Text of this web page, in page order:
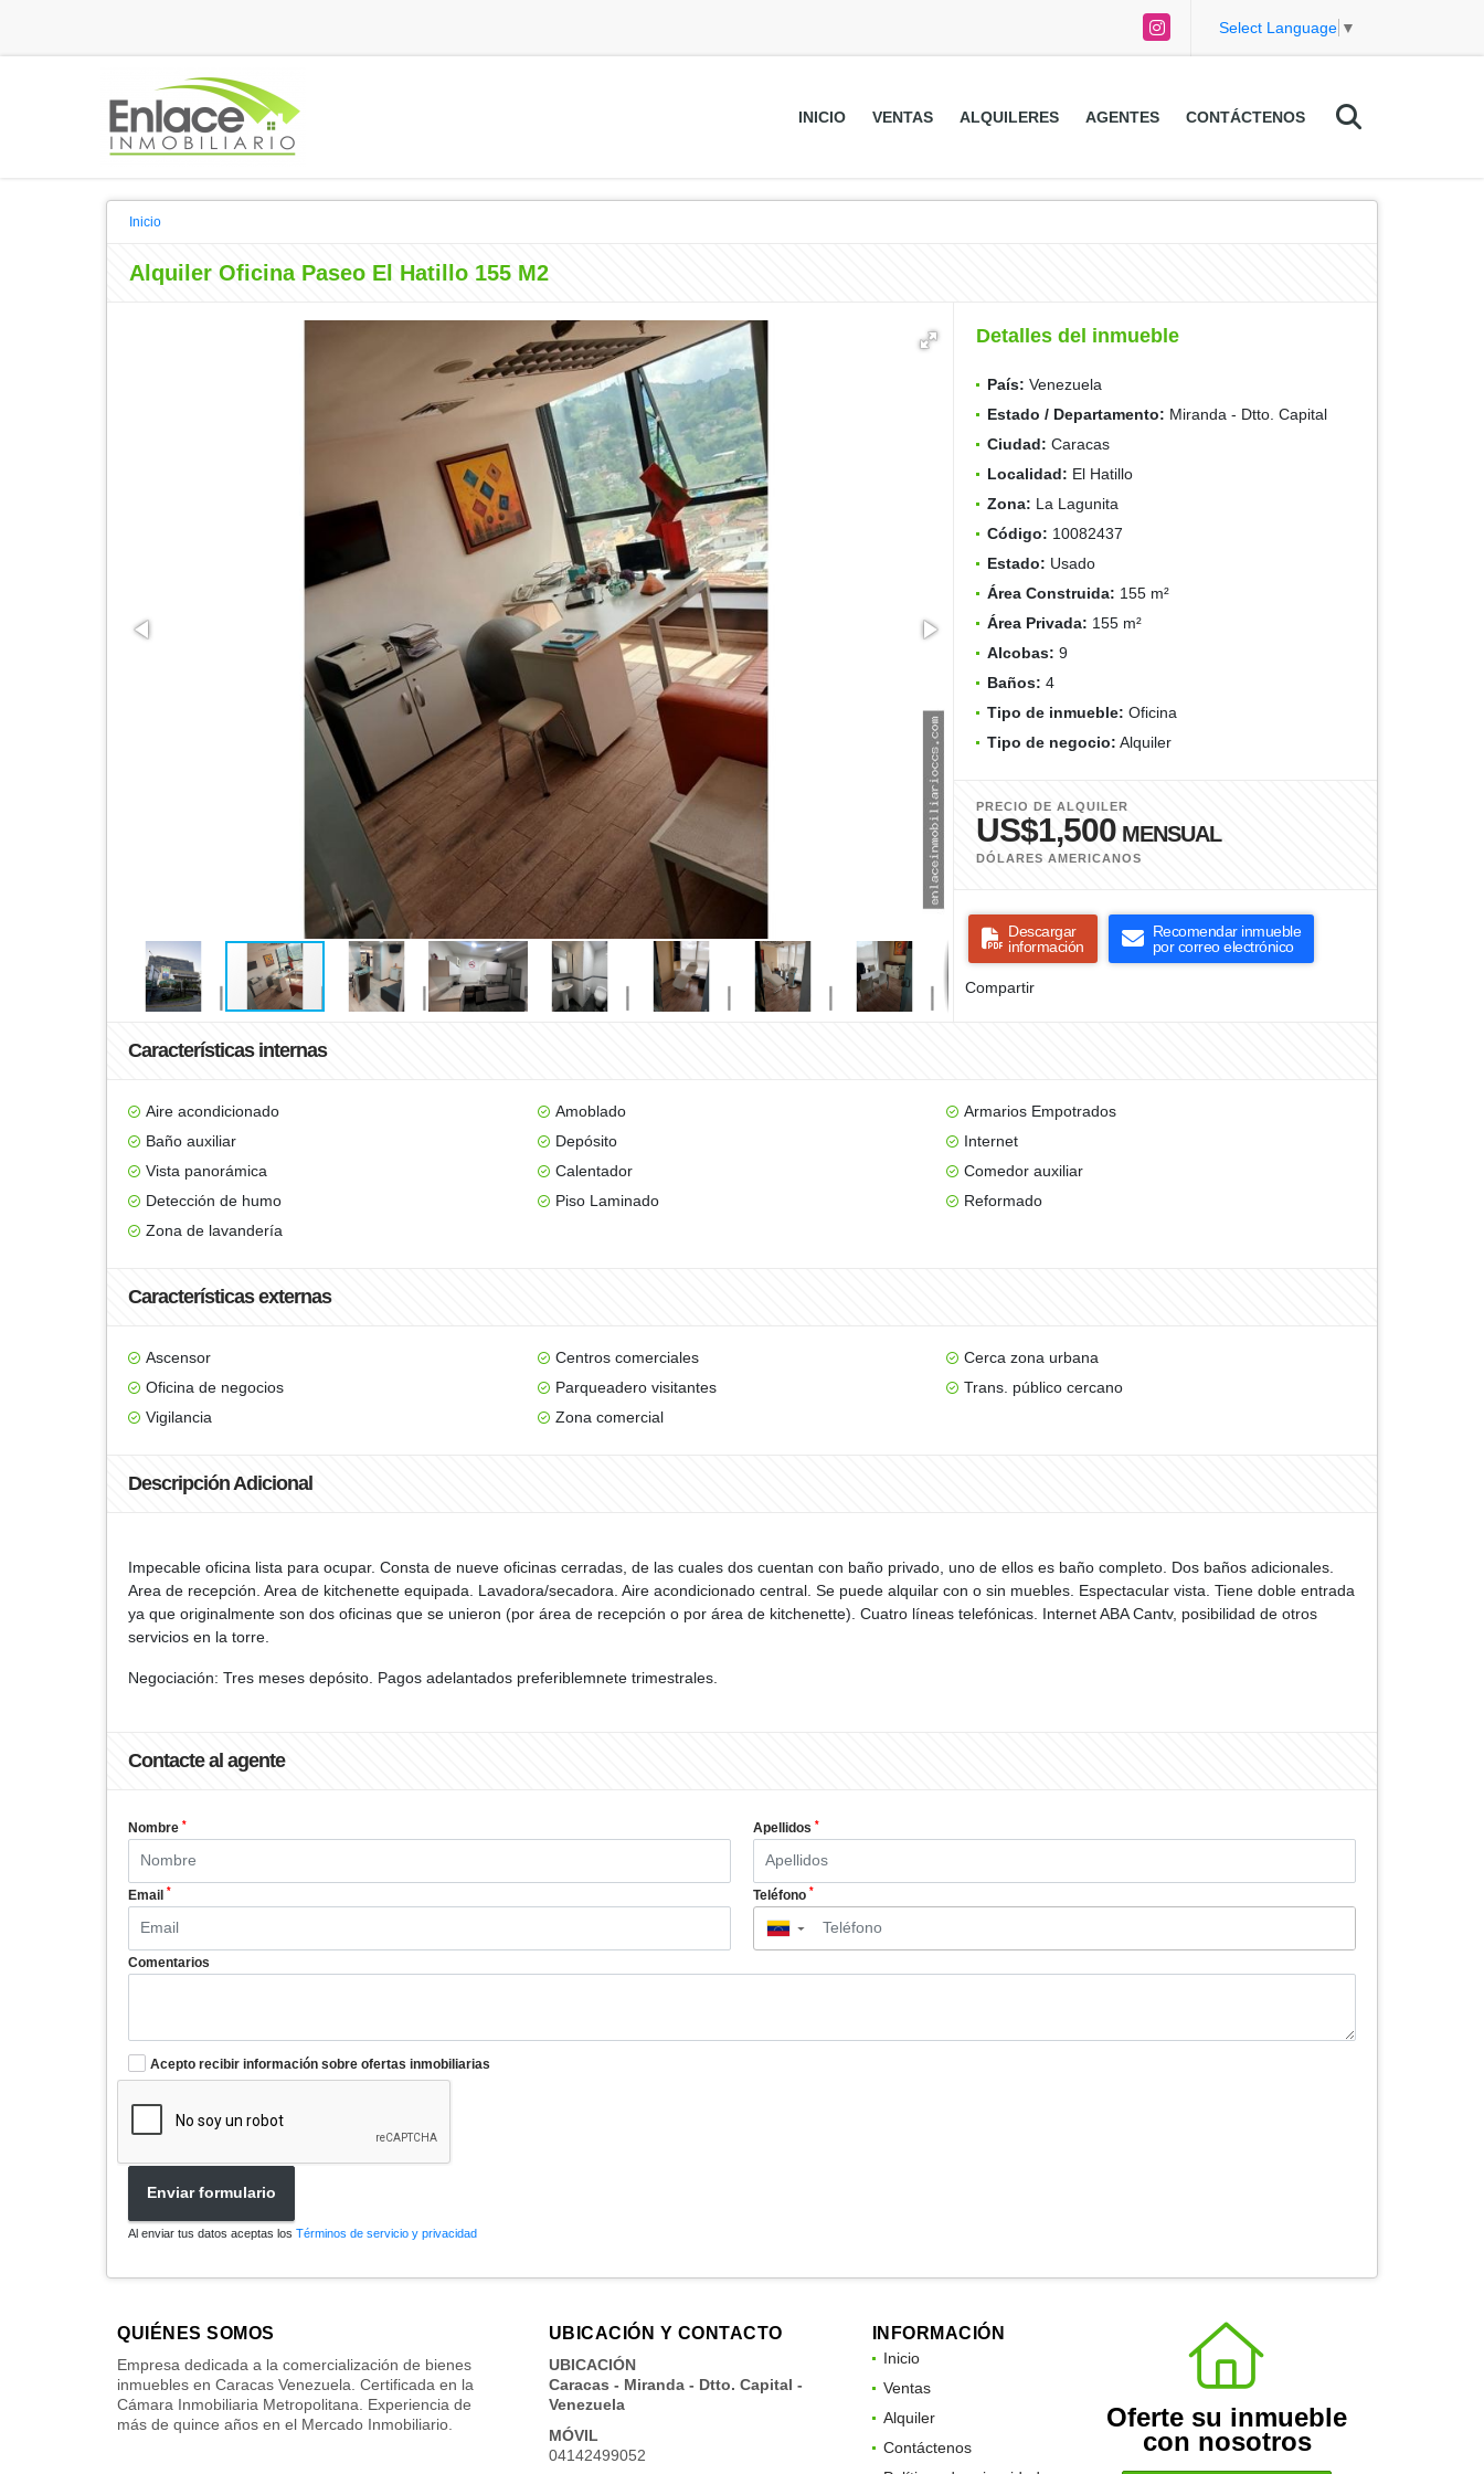
Instagram Select Language ▼
INICIO VENTAS ALQUILERES AGENTES CONTÁCTENOS
Inicio
Alquiler Oficina Paseo El Hatillo 155 M2
Detalles del inmueble
País: Venezuela
Estado / Departamento: Miranda - Dtto. Capital
Ciudad: Caracas
Localidad: El Hatillo
Zona: La Lagunita
Código: 10082437
Estado: Usado
Área Construida: 155 m²
Área Privada: 155 m²
Alcobas: 9
Baños: 4
Tipo de inmueble: Oficina
Tipo de negocio: Alquiler
PRECIO DE ALQUILER
US$1,500 MENSUAL
DÓLARES AMERICANOS
Descargar
información
Recomendar inmueble
por correo electrónico
Compartir
Características internas
Aire acondicionado Amoblado
Armarios Empotrados
Baño auxiliar
Depósito
Internet
Vista panorámica
Calentador
Comedor auxiliar
Detección de humo
Piso Laminado
Reformado
Zona de lavandería
Características externas
Ascensor Centros comerciales
Cerca zona urbana
Oficina de negocios
Parqueadero visitantes
Trans. público cercano
Vigilancia
Zona comercial
Descripción Adicional
Impecable oficina lista para ocupar. Consta de nueve oficinas cerradas, de las cuales dos cuentan con baño privado, uno de ellos es baño completo. Dos baños adicionales.
Area de recepción. Area de kitchenette equipada. Lavadora/secadora. Aire acondicionado central. Se puede alquilar con o sin muebles. Espectacular vista. Tiene doble entrada
ya que originalmente son dos oficinas que se unieron (por área de recepción o por área de kitchenette). Cuatro líneas telefónicas. Internet ABA Cantv, posibilidad de otros
servicios en la torre.
Negociación: Tres meses depósito. Pagos adelantados preferiblemnete trimestrales.
Contacte al agente
Nombre * Apellidos *
Email * Teléfono *
▼
Comentarios
Acepto recibir información sobre ofertas inmobiliarias
Enviar formulario
Al enviar tus datos aceptas los Términos de servicio y privacidad
QUIÉNES SOMOS
Empresa dedicada a la comercialización de bienes
inmuebles en Caracas Venezuela. Certificada en la
Cámara Inmobiliaria Metropolitana. Experiencia de
más de quince años en el Mercado Inmobiliario.
UBICACIÓN Y CONTACTO
UBICACIÓN
Caracas - Miranda - Dtto. Capital -
Venezuela
MÓVIL
04142499052
INFORMACIÓN
Inicio
Ventas
Alquiler
Contáctenos
Oferte su inmueble
con nosotros